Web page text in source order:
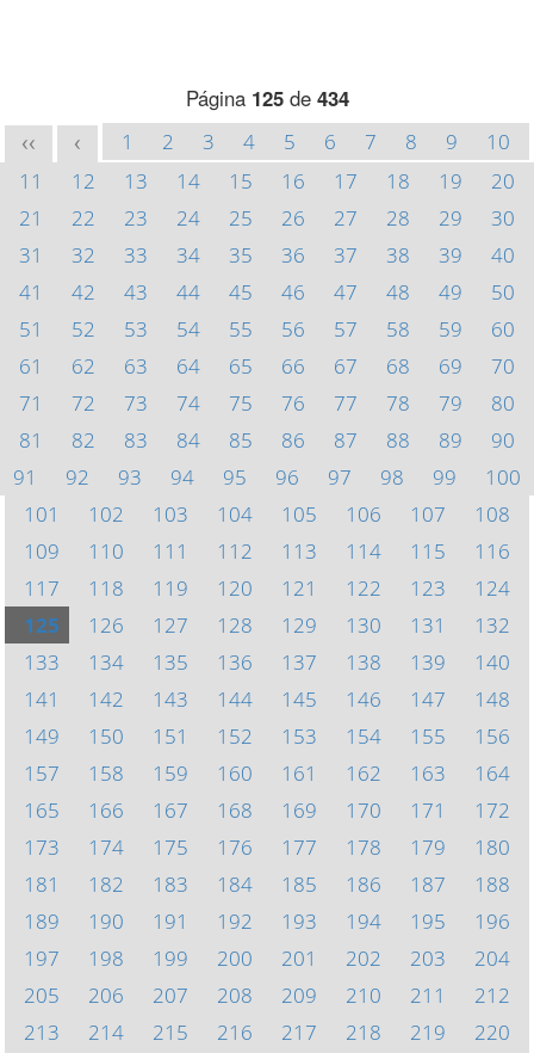
Página 125de 434
<< < 1 2 3 4 5 6 7 8 9
10
11
12 13 14 15 16 17 18 19
20
21
22 23 24 25 26 27 28 29
30
31
32 33 34 35 36 37 38 39
40
41
42 43 44 45 46 47 48 49
50
51
52 53 54 55 56 57 58 59
60
61
62 63 64 65 66 67 68 69
70
71
72 73 74 75 76 77 78 79
80
81
82 83 84 85 86 87 88 89
90
91
92 93 94 95 96 97 98 99
100
101
102 103 104 105 106 107
108
109
110 111 112 113 114 115
116
117
118 119 120 121 122 123
124
125
126 127 128 129 130 131
132
133
134 135 136 137 138 139
140
141
142 143 144 145 146 147
148
149
150 151 152 153 154 155
156
157
158 159 160 161 162 163
164
165
166 167 168 169 170 171
172
173
174 175 176 177 178 179
180
181
182 183 184 185 186 187
188
189
190 191 192 193 194 195
196
197
198 199 200 201 202 203
204
205
206 207 208 209 210 211
212
213
214 215 216 217 218 219
220